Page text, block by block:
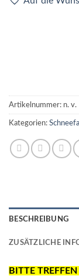
Artikelnummer: n. v.
Kategorien:
BESCHREIBUNG
ZUSÄTZLICHE
BITTE